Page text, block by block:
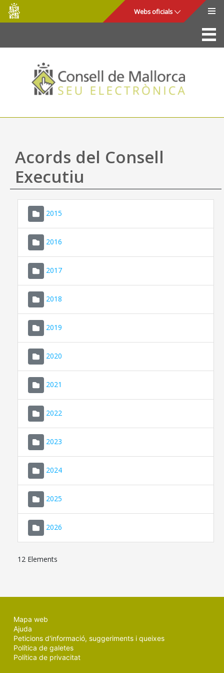
Salta al contingut principal
Consell
de
Mallorca
Webs oficials
La Seu
Consell de Mallorca
Accés i seguretat
Utilitats
Ajuda
Acords del Consell
Executiu
2015
2016
2017
2018
2019
2020
2021
2022
2023
2024
2025
2026
12 Elements
Mapa web
Ajuda
Peticions d'informació, suggeriments i queixes
Política de galetes
Política de privacitat